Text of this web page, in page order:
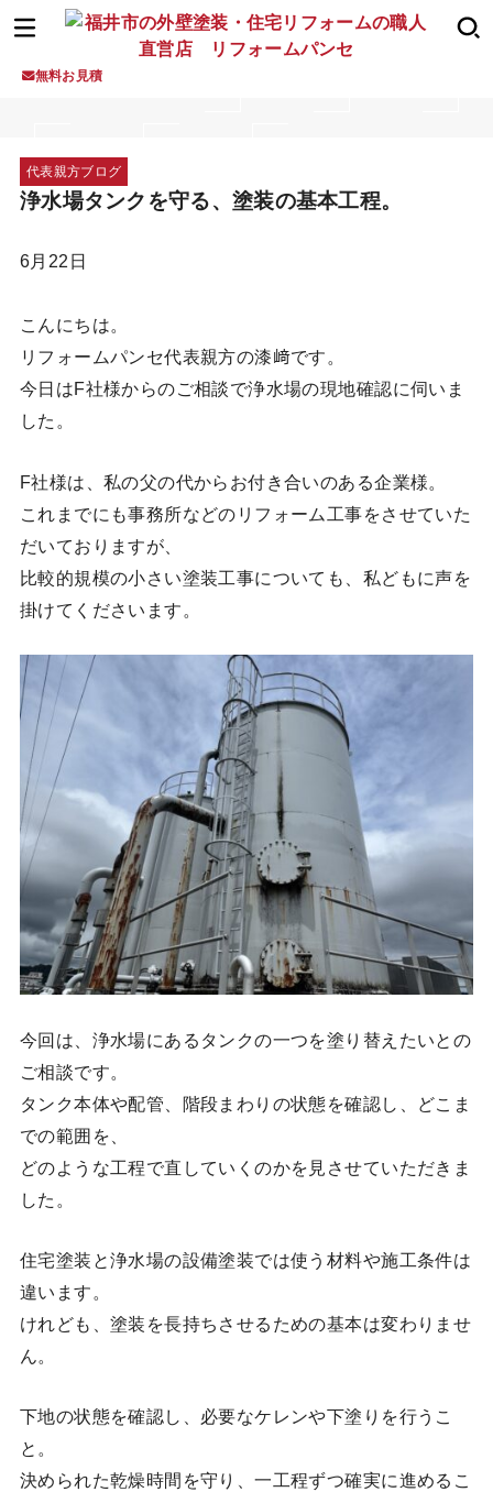
無料お見積
代表親方ブログ
浄水場タンクを守る、塗装の基本工程。
6月22日
こんにちは。
リフォームパンセ代表親方の漆﨑です。
今日はF社様からのご相談で浄水場の現地確認に伺いま
した。
F社様は、私の父の代からお付き合いのある企業様。
これまでにも事務所などのリフォーム工事をさせていた
だいておりますが、
比較的規模の小さい塗装工事についても、私どもに声を
掛けてくださいます。
今回は、浄水場にあるタンクの一つを塗り替えたいとの
ご相談です。
タンク本体や配管、階段まわりの状態を確認し、どこま
での範囲を、
どのような工程で直していくのかを見させていただきま
した。
住宅塗装と浄水場の設備塗装では使う材料や施工条件は
違います。
けれども、塗装を長持ちさせるための基本は変わりませ
ん。
下地の状態を確認し、必要なケレンや下塗りを行うこ
と。
決められた乾燥時間を守り、一工程ずつ確実に進めるこ